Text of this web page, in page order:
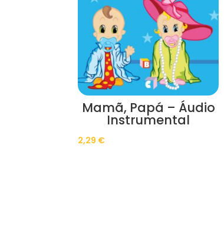
Mamã, Papá – Áudio
Instrumental
2,29 €